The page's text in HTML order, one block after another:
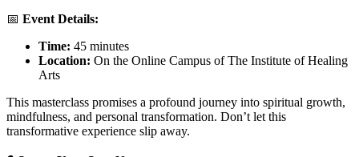
📅 Event Details:
Time: 45 minutes
Location: On the Online Campus of The Institute of Healing
Arts
This masterclass promises a profound journey into spiritual growth,
mindfulness, and personal transformation. Don’t let this
transformative experience slip away.